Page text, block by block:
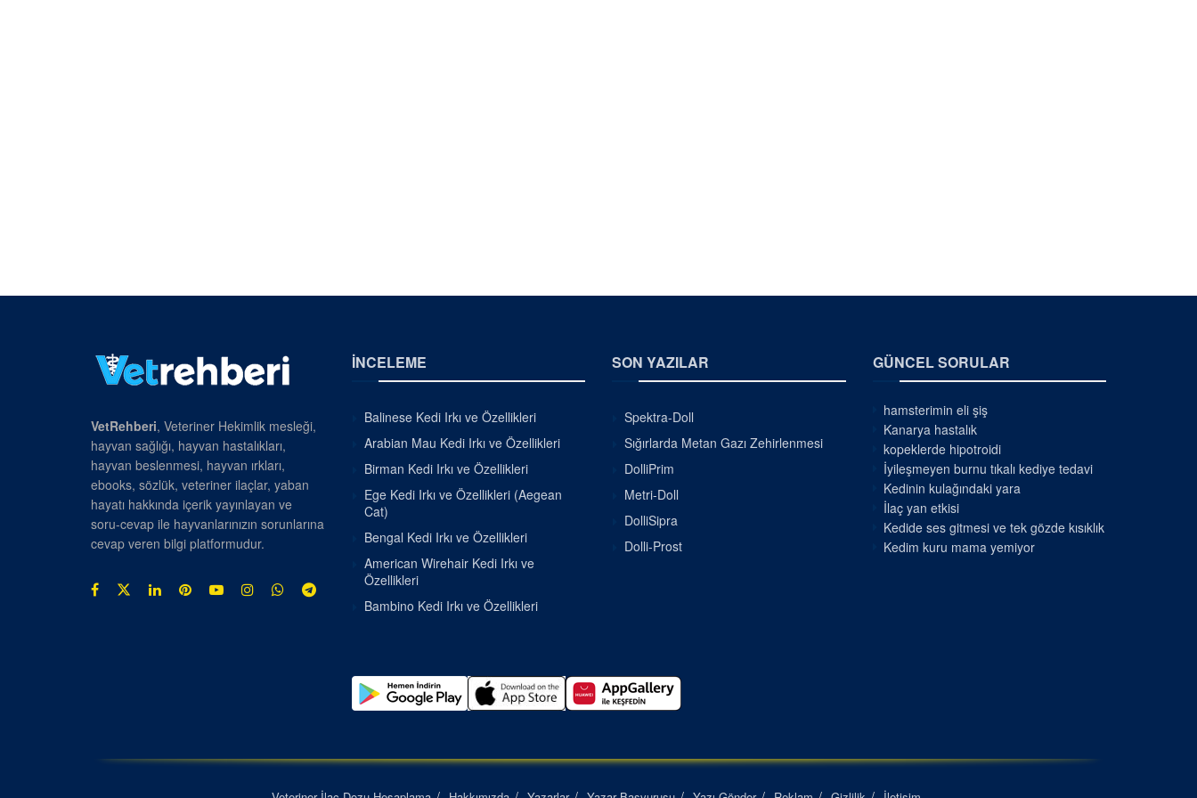
VetRehberi, Veteriner Hekimlik mesleği,
hayvan sağlığı, hayvan hastalıkları,
hayvan beslenmesi, hayvan ırkları,
ebooks, sözlük, veteriner ilaçlar, yaban
hayatı hakkında içerik yayınlayan ve
soru-cevap ile hayvanlarınızın sorunlarına
cevap veren bilgi platformudur.
İNCELEME
Balinese Kedi Irkı ve Özellikleri
Arabian Mau Kedi Irkı ve Özellikleri
Birman Kedi Irkı ve Özellikleri
Ege Kedi Irkı ve Özellikleri (Aegean
Cat)
Bengal Kedi Irkı ve Özellikleri
American Wirehair Kedi Irkı ve
Özellikleri
Bambino Kedi Irkı ve Özellikleri
SON YAZILAR
Spektra-Doll
Sığırlarda Metan Gazı Zehirlenmesi
DolliPrim
Metri-Doll
DolliSipra
Dolli-Prost
GÜNCEL SORULAR
hamsterimin eli şiş
Kanarya hastalık
kopeklerde hipotroidi
İyileşmeyen burnu tıkalı kediye tedavi
Kedinin kulağındaki yara
İlaç yan etkisi
Kedide ses gitmesi ve tek gözde kısıklık
Kedim kuru mama yemiyor